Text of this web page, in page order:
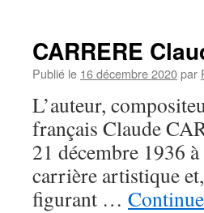
CARRERE
Publié le 16 décembre 2020par
L’auteur,
français Claude
21 décembre 1936
carrière artistique
figurant …